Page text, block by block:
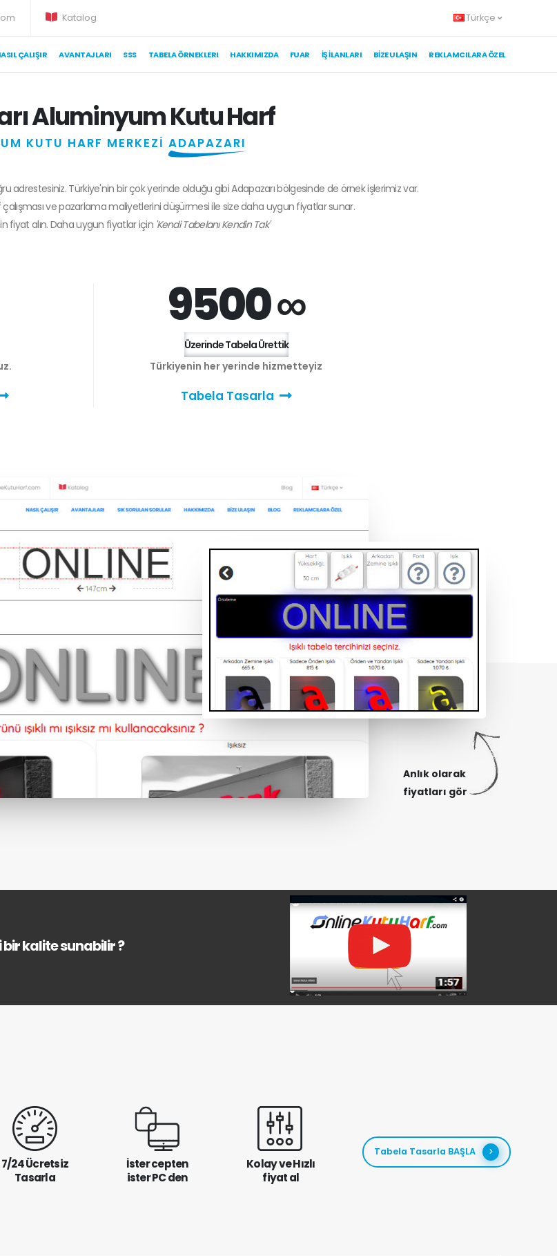
Katalog Türkçe
ÇALIŞIR AVANTAJLARI SSS TABELA ÖRNEKLERI HAKKIMIZDA FUAR İŞ İLANLARI BIZE ULAŞIN REKLAMCILARA ÖZEL
Aluminyum Kutu Harf
KUTU HARF MERKEZİADAPAZARI
adrestesiniz. Türkiye'nin bir çok yerinde olduğu gibi Adapazarı bölgesinde de örnek işlerimiz var.
ve pazarlama maliyetlerini düşürmesi ile size daha uygun fiyatlar sunar.
fiyat alın. Daha uygun fiyatlar için 'Kendi Tabelanı Kendin Tak'
9500 ∞
Üzerinde Tabela Ürettik
Türkiyenin her yerinde hizmetteyiz
Tabela Tasarla
Anlık olarak
fiyatları gör
kalite sunabilir ?
7/24 Ücretsiz
Tasarla
İster cepten
ister PC den
Kolay ve Hızlı
fiyat al
Tabela Tasarla BAŞLA